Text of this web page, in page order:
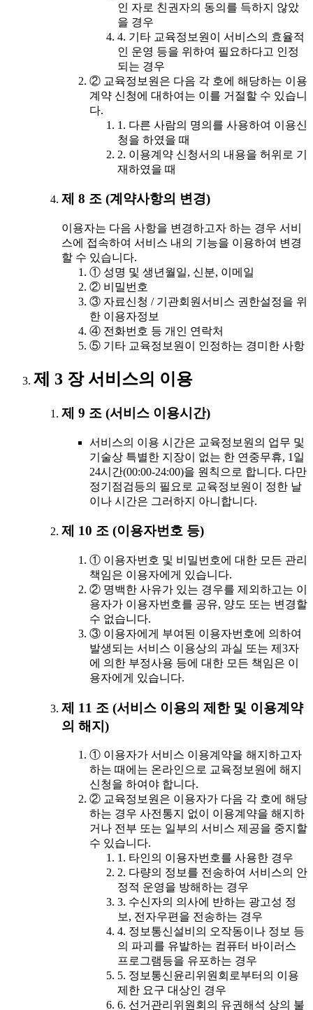
인 자로 친권자의 동의를 득하지 않았
을 경우
4. 기타 교육정보원이 서비스의 효율적
인 운영 등을 위하여 필요하다고 인정
되는 경우
② 교육정보원은 다음 각 호에 해당하는 이용
계약 신청에 대하여는 이를 거절할 수 있습니
다.
1. 다른 사람의 명의를 사용하여 이용신
청을 하였을 때
2. 이용계약 신청서의 내용을 허위로 기
재하였을 때
제 8 조 (계약사항의 변경)
이용자는 다음 사항을 변경하고자 하는 경우 서비
스에 접속하여 서비스 내의 기능을 이용하여 변경
할 수 있습니다.
① 성명 및 생년월일, 신분, 이메일
② 비밀번호
③ 자료신청 / 기관회원서비스 권한설정을 위
한 이용자정보
④ 전화번호 등 개인 연락처
⑤ 기타 교육정보원이 인정하는 경미한 사항
제 3 장 서비스의 이용
제 9 조 (서비스 이용시간)
서비스의 이용 시간은 교육정보원의 업무 및
기술상 특별한 지장이 없는 한 연중무휴, 1일
24시간(00:00-24:00)을 원칙으로 합니다. 다만
정기점검등의 필요로 교육정보원이 정한 날
이나 시간은 그러하지 아니합니다.
제 10 조 (이용자번호 등)
① 이용자번호 및 비밀번호에 대한 모든 관리
책임은 이용자에게 있습니다.
② 명백한 사유가 있는 경우를 제외하고는 이
용자가 이용자번호를 공유, 양도 또는 변경할
수 없습니다.
③ 이용자에게 부여된 이용자번호에 의하여
발생되는 서비스 이용상의 과실 또는 제3자
에 의한 부정사용 등에 대한 모든 책임은 이
용자에게 있습니다.
제 11 조 (서비스 이용의 제한 및 이용계약
의 해지)
① 이용자가 서비스 이용계약을 해지하고자
하는 때에는 온라인으로 교육정보원에 해지
신청을 하여야 합니다.
② 교육정보원은 이용자가 다음 각 호에 해당
하는 경우 사전통지 없이 이용계약을 해지하
거나 전부 또는 일부의 서비스 제공을 중지할
수 있습니다.
1. 타인의 이용자번호를 사용한 경우
2. 다량의 정보를 전송하여 서비스의 안
정적 운영을 방해하는 경우
3. 수신자의 의사에 반하는 광고성 정
보, 전자우편을 전송하는 경우
4. 정보통신설비의 오작동이나 정보 등
의 파괴를 유발하는 컴퓨터 바이러스
프로그램등을 유포하는 경우
5. 정보통신윤리위원회로부터의 이용
제한 요구 대상인 경우
6. 선거관리위원회의 유권해석 상의 불